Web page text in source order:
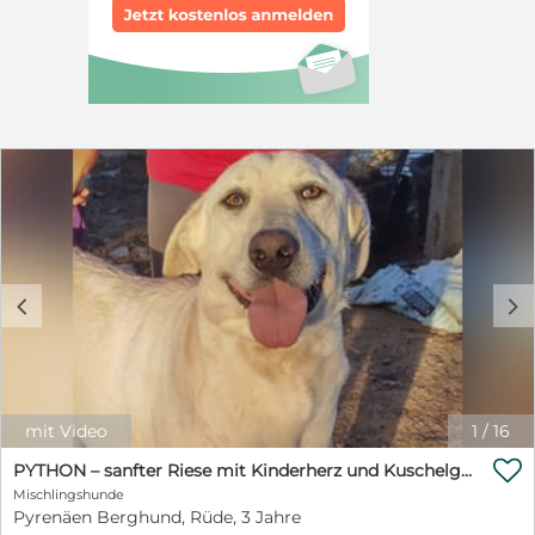
1 / 16
c d
mit Video
PYTHON – sanfter Riese mit Kinderherz und Kuschelgarantie auf der Suche nach seiner liebevollen Fam.
Mischlingshunde
Pyrenäen Berghund, Rüde, 3 Jahre
